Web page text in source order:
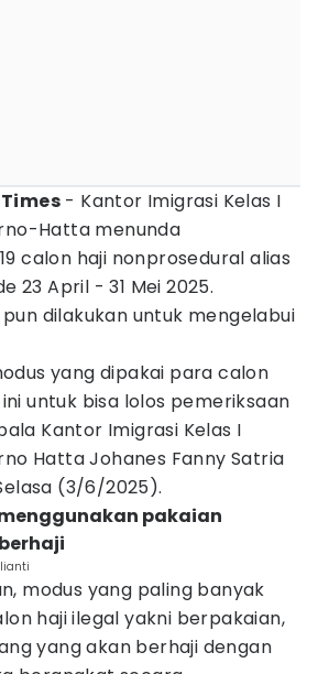
- Kantor Imigrasi Kelas I
Hatta menunda
calon haji nonprosedural alias
23 April - 31 Mei 2025.
dilakukan untuk mengelabui
yang dipakai para calon
untuk bisa lolos pemeriksaan
Kantor Imigrasi Kelas I
Hatta Johanes Fanny Satria
(3/6/2025).
pakaian
modus yang paling banyak
haji ilegal yakni berpakaian,
yang akan berhaji dengan